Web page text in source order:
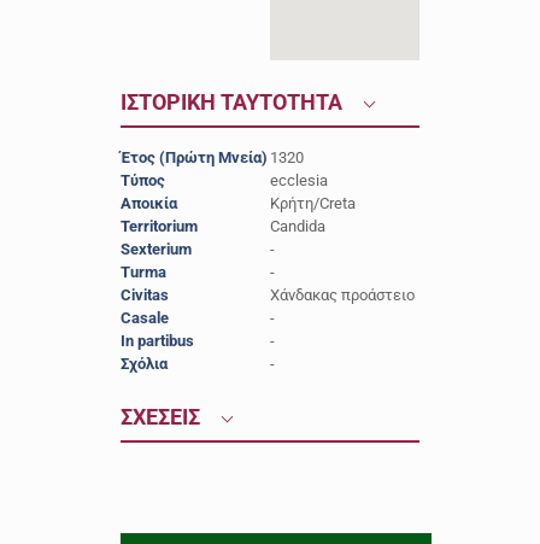
ΙΣΤΟΡΙΚΗ ΤΑΥΤΟΤΗΤΑ
Έτος (Πρώτη Μνεία) 1320
Τύπος
ecclesia
Αποικία
Κρήτη/Creta
Territorium
Candida
Sexterium
-
Turma
-
Civitas
Χάνδακας προάστειο
Casale
-
In partibus
-
Σχόλια
-
ΣΧΕΣΕΙΣ